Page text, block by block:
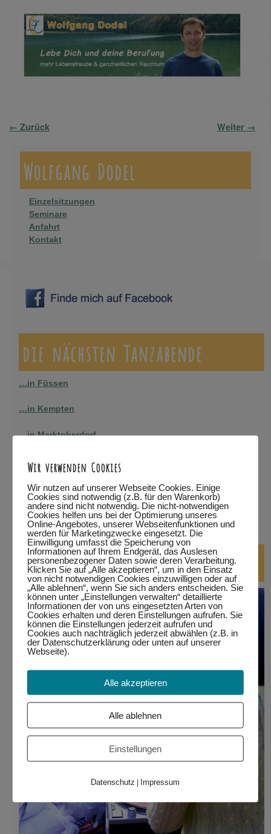
Bilder-Navigation
← Zurück Weiter →
Wolfgang Dodel
Einzelsitzungen
Seminare
Anfahrt
Kontakt
die nächsten Tanzabende
…in Füssen
…in Kempten
…in Marktoberdorf
…in Wertach
alle Termine
bitte auf den jeweiligen Link klicken.Eine Teilnahme ist nur
mit Anmeldung möglich!
DJ-Kurse
Wir verwenden Cookies
Wir nutzen auf unserer Webseite Cookies. Einige
Cookies sind notwendig (z.B. für den Warenkorb)
andere sind nicht notwendig. Die nicht-notwendigen
Cookies helfen uns bei der Optimierung unseres
Online-Angebotes, unserer Webseitenfunktionen und
werden für Marketingzwecke eingesetzt. Die
Einwilligung umfasst die Speicherung von
Informationen auf Ihrem Endgerät, das Auslesen
personenbezogener Daten sowie deren Verarbeitung.
Klicken Sie auf „Alle akzeptieren“, um in den Einsatz
von nicht notwendigen Cookies einzuwilligen oder auf
„Alle ablehnen“, wenn Sie sich anders entscheiden. Sie
können unter „Einstellungen verwalten“ detaillierte
Informationen der von uns eingesetzten Arten von
Cookies erhalten und deren Einstellungen aufrufen. Sie
können die Einstellungen jederzeit aufrufen und
Cookies auch nachträglich jederzeit abwählen (z.B. in
der Datenschutzerklärung oder unten auf unserer
Webseite).
Alle akzeptieren
Alle ablehnen
Einstellungen
Datenschutz | Impressum